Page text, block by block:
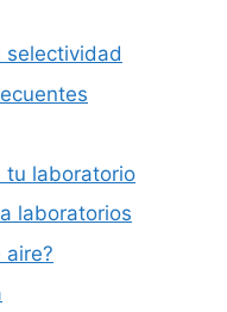
selectividad
tu laboratorio
laboratorios
aire?